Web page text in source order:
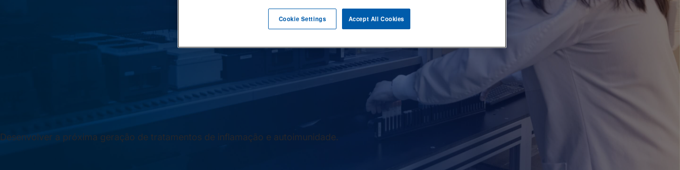
Desenvolver a próxima geração de tratamentos de inflamação e autoimunidade.
Cookie Settings Accept All Cookies